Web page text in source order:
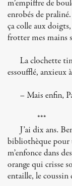
m’empiffre de
enrobés de
ça colle aux
frotter mes mains
La clochette
essoufflé, anxieux
– Mais enfin,
***
J’ai dix ans.
bibliothèque pour
m’enfonce dans
orange qui crisse
entaille, le coussin